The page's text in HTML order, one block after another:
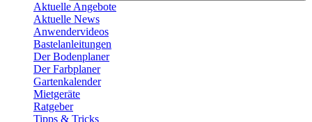
Aktuelle Angebote
Aktuelle News
Anwendervideos
Bastelanleitungen
Der Bodenplaner
Der Farbplaner
Gartenkalender
Mietgeräte
Ratgeber
Tipps & Tricks